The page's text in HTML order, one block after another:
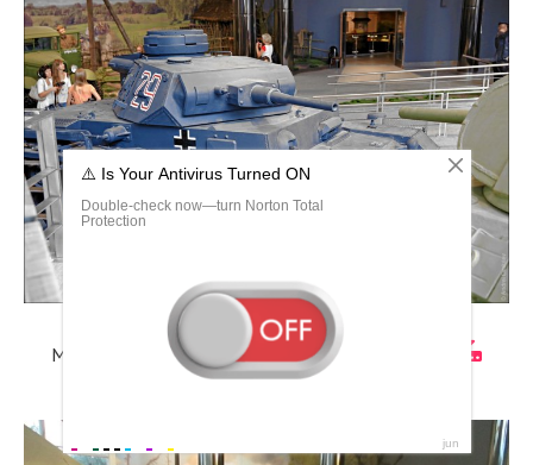
Минский музей Великой Отечественной в 1944